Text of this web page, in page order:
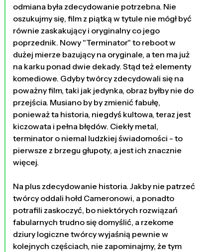
odmiana była zdecydowanie potrzebna. Nie
oszukujmy się, film z piątką w tytule nie mógł być
równie zaskakujący i oryginalny co jego
poprzednik. Nowy "Terminator" to reboot w
dużej mierze bazujący na oryginale, a ten ma już
na karku ponad dwie dekady. Stąd też elementy
komediowe. Gdyby twórcy zdecydowali się na
poważny film, taki jak jedynka, obraz byłby nie do
przejścia. Musiano by by zmienić fabułę,
ponieważ ta historia, niegdyś kultowa, teraz jest
kiczowata i pełna błędów. Ciekły metal,
terminator o niemal ludzkiej świadomości - to
pierwsze z brzegu głupoty, a jest ich znacznie
więcej.
Na plus zdecydowanie historia. Jakby nie patrzeć
twórcy oddali hołd Cameronowi, a ponadto
potrafili zaskoczyć, bo niektórych rozwiązań
fabularnych trudno się domyślić, a rzekome
dziury logiczne twórcy wyjaśnią pewnie w
kolejnych częściach, nie zapominajmy, że tym